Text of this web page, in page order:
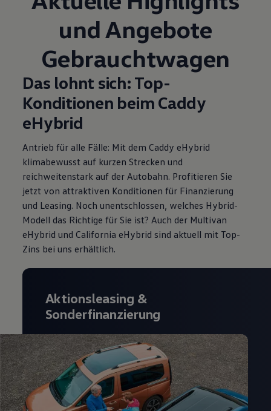
und Angebote
Gebrauchtwagen
Das lohnt sich: Top-
Konditionen beim Caddy
eHybrid
Antrieb für alle Fälle: Mit dem Caddy eHybrid
klimabewusst auf kurzen Strecken und
reichweitenstark auf der Autobahn. Profitieren Sie
jetzt von attraktiven Konditionen für Finanzierung
und Leasing. Noch unentschlossen, welches Hybrid-
Modell das Richtige für Sie ist? Auch der Multivan
eHybrid und California eHybrid sind aktuell mit Top-
Zins bei uns erhältlich.
Aktionsleasing &
Sonderfinanzierung